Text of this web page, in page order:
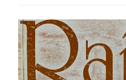
Barra
lateral